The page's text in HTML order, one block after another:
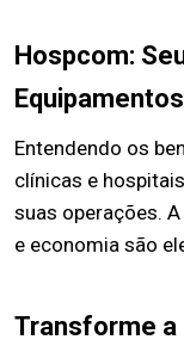
Hospcom:
Entendendo os
clínicas e
suas operações.
e economia são
Transforme a